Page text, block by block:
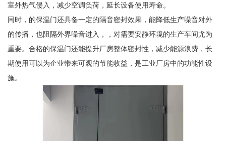
室外热气侵入，减少空调负荷，延长设备使用寿命。
同时，的保温门还具备一定的隔音密封效果，能降低生产噪音对外
的传播，也阻隔外界噪音进入，，对需要安静环境的生产车间尤为
重要。合格的保温门还能提升厂房整体密封性，减少能源浪费，长
期使用可以为企业带来可观的节能收益，是工业厂房中的功能性设
施。